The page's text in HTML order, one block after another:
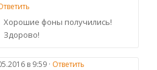
Хорошие фоны получились!
Здорово!
в 9:59 · Ответить